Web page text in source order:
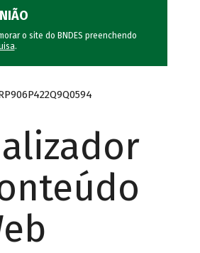
o site do BNDES preenchendo
.